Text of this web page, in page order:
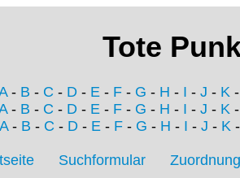
Tote
- B - C - D - E - F - G - H - I - J - K
- B - C - D - E - F - G - H - I - J - K
A- B - C - D- E- F- G - H - I - J - K
Suchformular